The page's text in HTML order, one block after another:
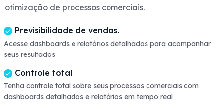
otimização de processos comerciais.
Previsibilidade de vendas.
Acesse dashboards e relatórios detalhados para acompanhar
seus resultados
Controle total
Tenha controle total sobre seus processos comerciais com
dashboards detalhados e relatórios em tempo real